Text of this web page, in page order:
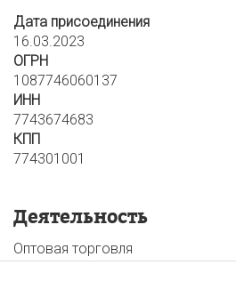
Дата присоединения
16.03.2023
ОГРН
1087746060137
ИНН
7743674683
КПП
774301001
Деятельность
Оптовая торговля